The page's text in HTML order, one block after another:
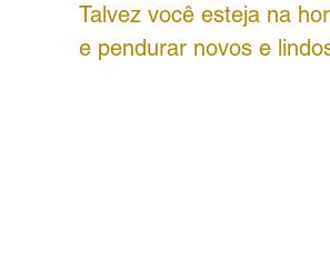
Talvez você esteja na
e pendurar novos e